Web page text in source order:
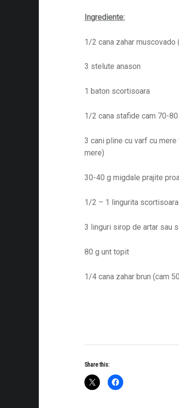
Ingrediente:
1/2 cana zahar muscovado
3 stelute anason
1 baton scortisoara
1/2 cana stafide cam 70-80
3 cani pline cu varf cu
mere)
30-40 g migdale prajite
1/2 – 1 lingurita
3 linguri sirop de artar sau
80 g unt topit
1/4 cana zahar brun (cam
Share this: